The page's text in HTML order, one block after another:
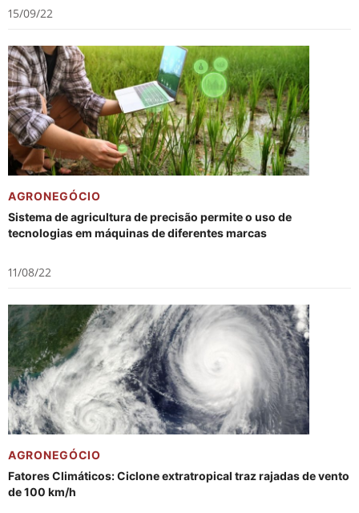
15/09/22
AGRONEGÓCIO
Sistema de agricultura de precisão permite o uso de
tecnologias em máquinas de diferentes marcas
11/08/22
AGRONEGÓCIO
Fatores Climáticos: Ciclone extratropical traz rajadas de vento
de 100 km/h